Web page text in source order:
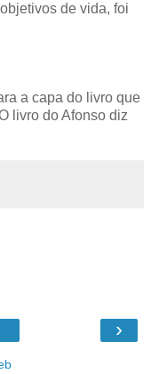
de vida, foi
a capa do livro que
livro do Afonso diz
›